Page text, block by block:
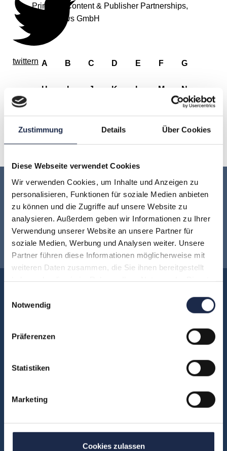
Zustimmung Details Über Cookies
Diese Webseite verwendet Cookies
Wir verwenden Cookies, um Inhalte und Anzeigen zu
personalisieren, Funktionen für soziale Medien anbieten
zu können und die Zugriffe auf unsere Website zu
analysieren. Außerdem geben wir Informationen zu Ihrer
Verwendung unserer Website an unsere Partner für
soziale Medien, Werbung und Analysen weiter. Unsere
Partner führen diese Informationen möglicherweise mit
weiteren Daten zusammen, die Sie ihnen bereitgestellt
Notwendig
Präferenzen
Statistiken
Marketing
Cookies zulassen
twittern
Principal Content & Publisher Partnerships,
XING News GmbH
A B C D E F G
H I J K L M N
O P Q R S T U
Keine Veranstaltung mehr verpassen:
Jetzt für denMVFP Akademie
Newsletter anmelden!
Über uns
Unsere Experten
Kontakt
Fachbereiche
Abo & Subscription